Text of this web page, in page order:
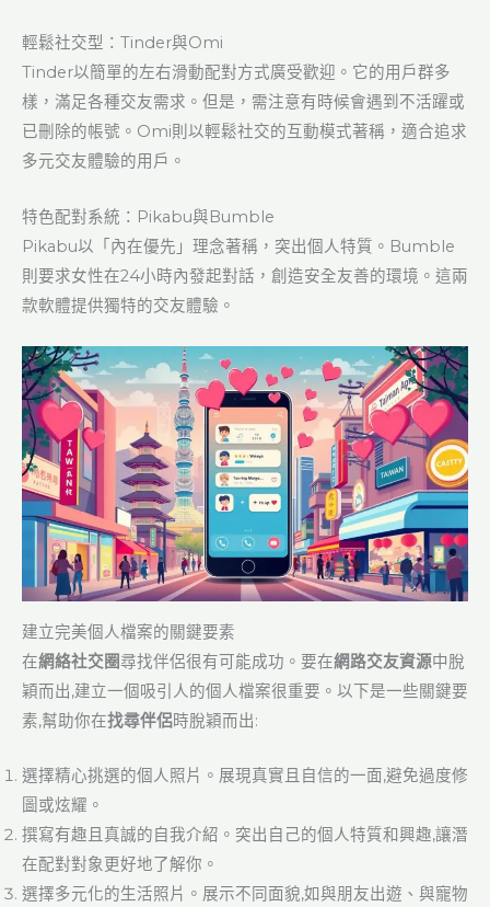
輕鬆社交型：Tinder與Omi
Tinder以簡單的左右滑動配對方式廣受歡迎。它的用戶群多
樣，滿足各種交友需求。但是，需注意有時候會遇到不活躍或
已刪除的帳號。Omi則以輕鬆社交的互動模式著稱，適合追求
多元交友體驗的用戶。
特色配對系統：Pikabu與Bumble
Pikabu以「內在優先」理念著稱，突出個人特質。Bumble
則要求女性在24小時內發起對話，創造安全友善的環境。這兩
款軟體提供獨特的交友體驗。
建立完美個人檔案的關鍵要素
在網絡社交圈尋找伴侶很有可能成功。要在網路交友資源中脫
穎而出,建立一個吸引人的個人檔案很重要。以下是一些關鍵要
素,幫助你在找尋伴侶時脫穎而出:
選擇精心挑選的個人照片。展現真實且自信的一面,避免過度修
圖或炫耀。
撰寫有趣且真誠的自我介紹。突出自己的個人特質和興趣,讓潛
在配對對象更好地了解你。
選擇多元化的生活照片。展示不同面貌,如與朋友出遊、與寵物